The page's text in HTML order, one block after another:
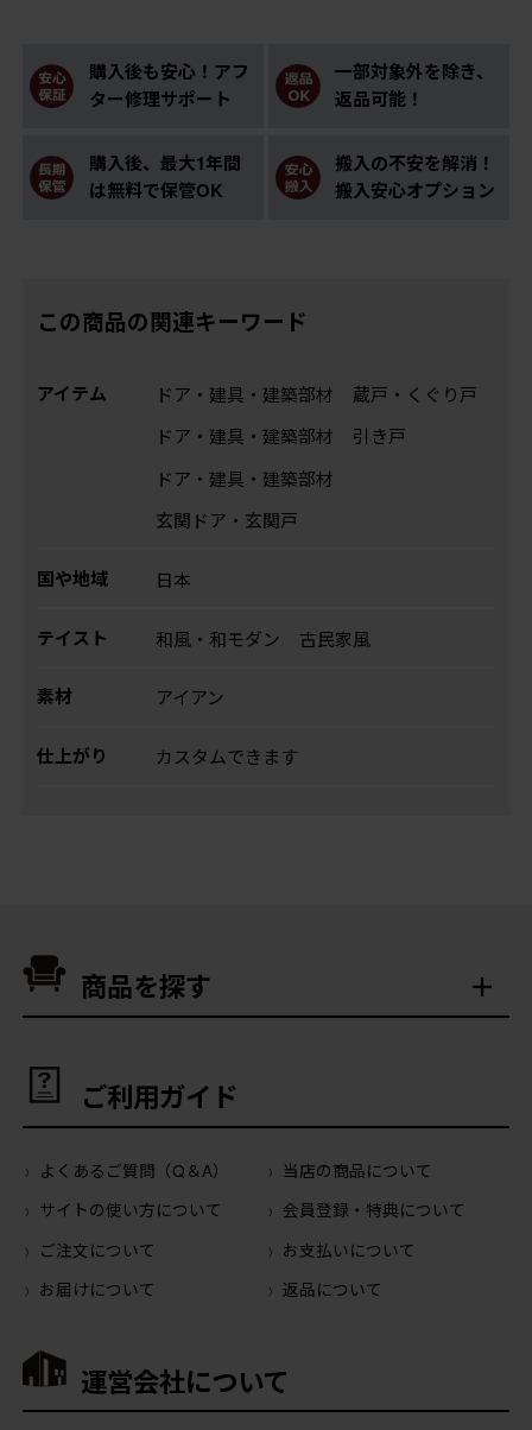
購入後も安心！アフ
ター修理サポート
一部対象外を除き、
返品可能！
購入後、最大1年間
は無料で保管OK
搬入の不安を解消！
搬入安心オプション
この商品の関連キーワード
アイテム ドア・建具・建築部材
蔵戸・くぐり戸
ドア・建具・建築部材
引き戸
ドア・建具・建築部材
玄関ドア・玄関戸
国や地域 日本
テイスト 和風・和モダン 古民家風
素材 アイアン
仕上がり カスタムできます
商品を探す
ご利用ガイド
よくあるご質問（Q＆A）
当店の商品について
サイトの使い方について
会員登録・特典について
ご注文について
お支払いについて
お届けについて
返品について
運営会社について